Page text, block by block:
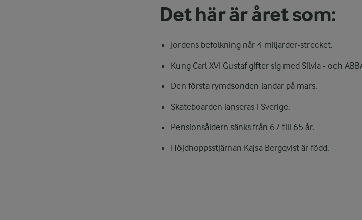
Det här är året som:
Jordens befolkning når 4 miljarder-strecket.
Kung Carl XVI Gustaf gifter sig med Silvia - och
Den första rymdsonden landar på mars.
Skateboarden lanseras i Sverige.
Pensionsåldern sänks från 67 till 65 år.
Höjdhoppsstjärnan Kajsa Bergqvist är född.